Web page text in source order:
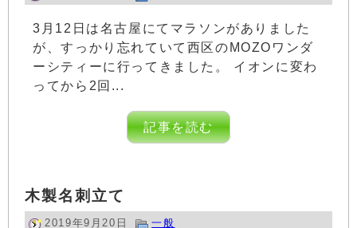
3月12日は名古屋にてマラソンがありました
が、すっかり忘れていて西区のMOZOワンダ
ーシティーに行ってきました。 イオンに変わ
ってから2回...
記事を読む
木製名刺立て
2019年9月20日 一般